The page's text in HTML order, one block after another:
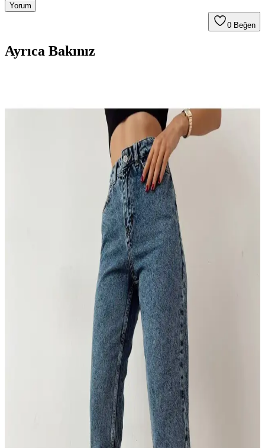
Yorum
0 Beğen
Ayrıca Bakınız
Oyga'nın 3'lü pantolon seti, rahat ve şık tasarımıyla günlük kullanım
için ideal. Geniş kalıp, yumuşak kumaş ve çeşitli renk seçenekleriyle
Lee Daren Regular Straight Fit Normal Bel Esnek
Jean Pantolon İnceleme ve Özellikleri
Lee Daren Regular Straight Fit pantolon, yüksek kaliteli kumaşı ve
şık tasarımıyla günlük kullanım için ideal, esnek ve rahat erkek
pantolonu. Detaylar ve kullanıcı yorumlarıyla öne çıkan özellikler
NO61 MAN Baggy Asit Yıkama Taşlamalı Kot
Pantolon: Günlük ve genç tarzlar için rahat ve şık
NO61 MAN baggy asit yıkama taşlamalı kot pantolon, genç ve
dinamik kullanıcılar için rahat ve şık bir denim seçeneği. Eski
efektler ve geniş kesimle modern tarz sunar.
Günlük Kumaş Pantolonlar: Rahatlık ve Şıklığın
Modern Buluşması
Modern erkekler için günlük kumaş pantolonlar, rahatlık ve şıklığı
bir arada sunar. Kumaş çeşitleri, stil önerileri ve bakım ipuçlarıyla
DRC Trend Victoria Mavi Kadın Pantolonları
Modern Şıklık ve Rahatlık Sunar